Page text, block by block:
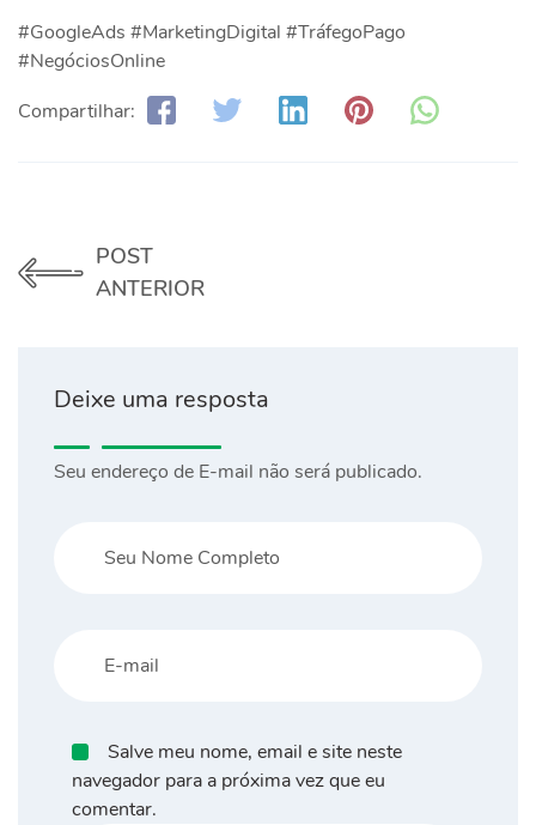
#GoogleAds #MarketingDigital #TráfegoPago
#NegóciosOnline
Compartilhar:
POST
ANTERIOR
Deixe uma resposta
Seu endereço de E-mail não será publicado.
Salve meu nome, email e site neste
navegador para a próxima vez que eu
comentar.